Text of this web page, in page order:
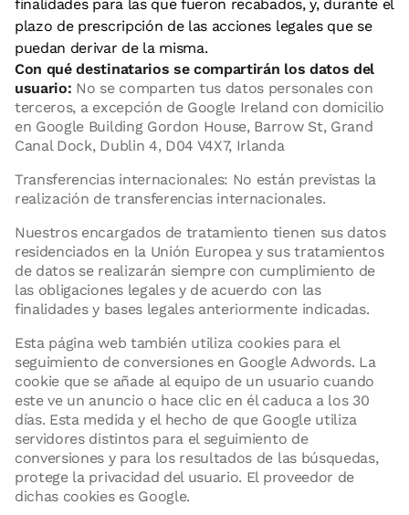
finalidades para las que fueron recabados, y, durante el
plazo de prescripción de las acciones legales que se
puedan derivar de la misma.
Con qué destinatarios se compartirán los datos del
usuario: No se comparten tus datos personales con
terceros, a excepción de Google Ireland con domicilio
en Google Building Gordon House, Barrow St, Grand
Canal Dock, Dublin 4, D04 V4X7, Irlanda
Transferencias internacionales: No están previstas la
realización de transferencias internacionales.
Nuestros encargados de tratamiento tienen sus datos
residenciados en la Unión Europea y sus tratamientos
de datos se realizarán siempre con cumplimiento de
las obligaciones legales y de acuerdo con las
finalidades y bases legales anteriormente indicadas.
Esta página web también utiliza cookies para el
seguimiento de conversiones en Google Adwords. La
cookie que se añade al equipo de un usuario cuando
este ve un anuncio o hace clic en él caduca a los 30
días. Esta medida y el hecho de que Google utiliza
servidores distintos para el seguimiento de
conversiones y para los resultados de las búsquedas,
protege la privacidad del usuario. El proveedor de
dichas cookies es Google.